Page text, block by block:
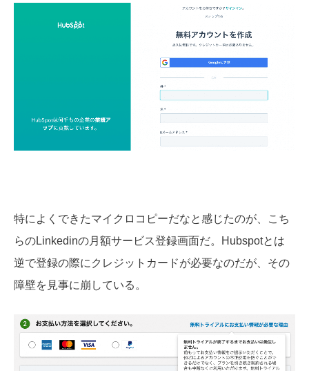
特によくできたマイクロコピーだなと感じたのが、こち
らのLinkedinの月額サービス登録画面だ。Hubspotとは
逆で登録の際にクレジットカードが必要なのだが、その
障壁を見事に崩している。